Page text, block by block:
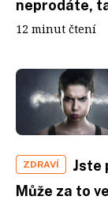
neprodáte,
12 minut čtení
ZDRAVÍ
Jste
Může za to